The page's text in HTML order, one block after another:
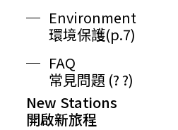
Environment
環境保護(p.7)
FAQ
常見問題 (? ?)
New Stations
開啟新旅程